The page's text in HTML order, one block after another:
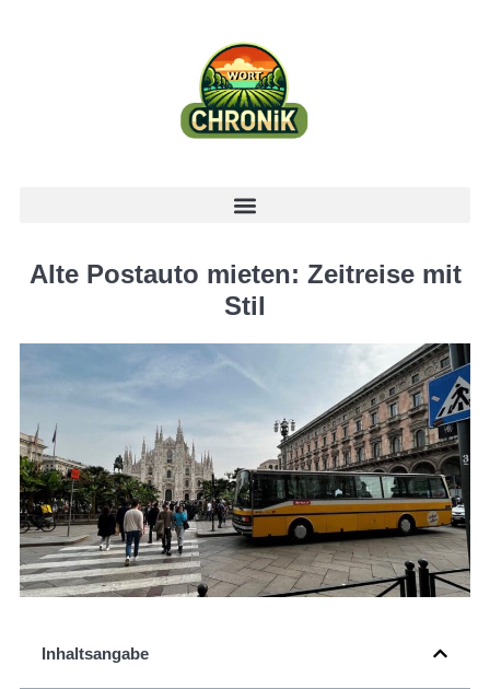
Alte Postauto mieten: Zeitreise mit
Stil
Inhaltsangabe